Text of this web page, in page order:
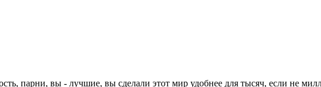
парни, вы - лучшие, вы сделали этот мир удобнее для тысяч, если не